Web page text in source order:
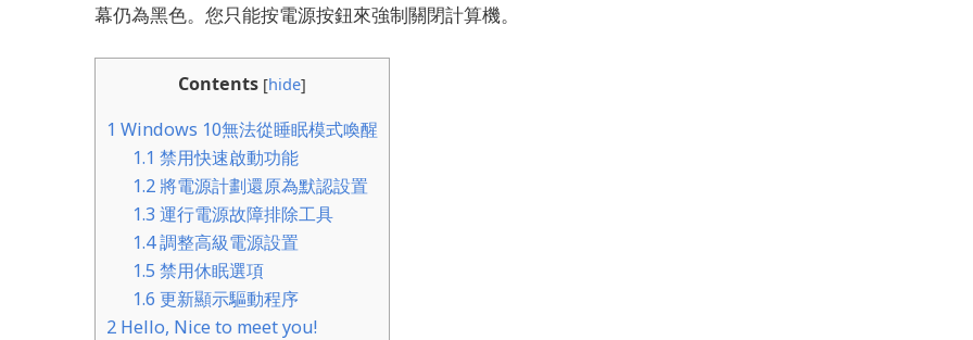
幕仍為黑色。 您只能按電源按鈕來強制關閉計算機。
Contents [hide]
1 Windows 10無法從睡眠模式喚醒
1.1 禁用快速啟動功能
1.2 將電源計劃還原為默認設置
1.3 運行電源故障排除工具
1.4調整高級電源設置
1.5 禁用休眠選項
1.6 更新顯示驅動程序
2 Hello, Nice to meet you!